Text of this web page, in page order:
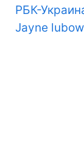
РБК-
Jayne